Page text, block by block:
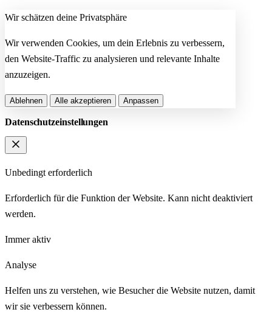
Wir schätzen deine Privatsphäre
Wir verwenden Cookies, um dein Erlebnis zu verbessern,
den Website-Traffic zu analysieren und relevante Inhalte
anzuzeigen.
Ablehnen Alle akzeptieren Anpassen
Datenschutzeinstellungen
Unbedingt erforderlich
Erforderlich für die Funktion der Website. Kann nicht deaktiviert
werden.
Immer aktiv
Analyse
Helfen uns zu verstehen, wie Besucher die Website nutzen, damit
wir sie verbessern können.